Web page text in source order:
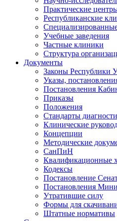
Практические
Республиканские
Учебные заведения
Частные клиники
Структура
Документы
Законы Республики
Указы,
Постановления
Приказы
Положения
Стандарты
Клинические
Концепции
Методические
СанПиН
Квалификационные
Кодексы
Постановление
Постановления
Утратившие силу
Формы для
Штатные нормативы